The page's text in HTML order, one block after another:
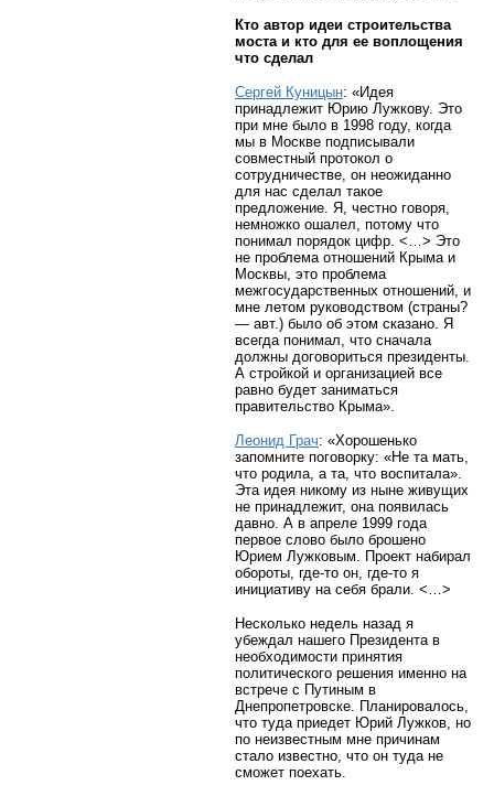
Кто автор идеи строительства
моста и кто для ее воплощения
что сделал
Сергей Куницын: «Идея
принадлежит Юрию Лужкову. Это
при мне было в 1998 году, когда
мы в Москве подписывали
совместный протокол о
сотрудничестве, он неожиданно
для нас сделал такое
предложение. Я, честно говоря,
немножко ошалел, потому что
понимал порядок цифр. <…> Это
не проблема отношений Крыма и
Москвы, это проблема
межгосударственных отношений, и
мне летом руководством (страны?
— авт.) было об этом сказано. Я
всегда понимал, что сначала
должны договориться президенты.
А стройкой и организацией все
равно будет заниматься
правительство Крыма».
Леонид Грач: «Хорошенько
запомните поговорку: «Не та мать,
что родила, а та, что воспитала».
Эта идея никому из ныне живущих
не принадлежит, она появилась
давно. А в апреле 1999 года
первое слово было брошено
Юрием Лужковым. Проект набирал
обороты, где-то он, где-то я
инициативу на себя брали. <…>
Несколько недель назад я
убеждал нашего Президента в
необходимости принятия
политического решения именно на
встрече с Путиным в
Днепропетровске. Планировалось,
что туда приедет Юрий Лужков, но
по неизвестным мне причинам
стало известно, что он туда не
сможет поехать.